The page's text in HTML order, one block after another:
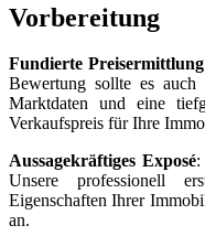
Vorbereitung
Fundierte Preisermittlung
Bewertung sollte es auch
Marktdaten und eine
Verkaufspreis für Ihre
Aussagekräftiges Exposé:
Unsere professionell
Eigenschaften Ihrer
an.